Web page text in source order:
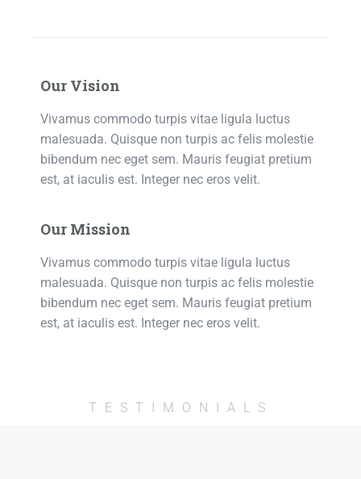
Our Vision
Vivamus commodo turpis vitae ligula luctus
malesuada. Quisque non turpis ac felis molestie
bibendum nec eget sem. Mauris feugiat pretium
est, at iaculis est. Integer nec eros velit.
Our Mission
Vivamus commodo turpis vitae ligula luctus
malesuada. Quisque non turpis ac felis molestie
bibendum nec eget sem. Mauris feugiat pretium
est, at iaculis est. Integer nec eros velit.
TESTIMONIALS